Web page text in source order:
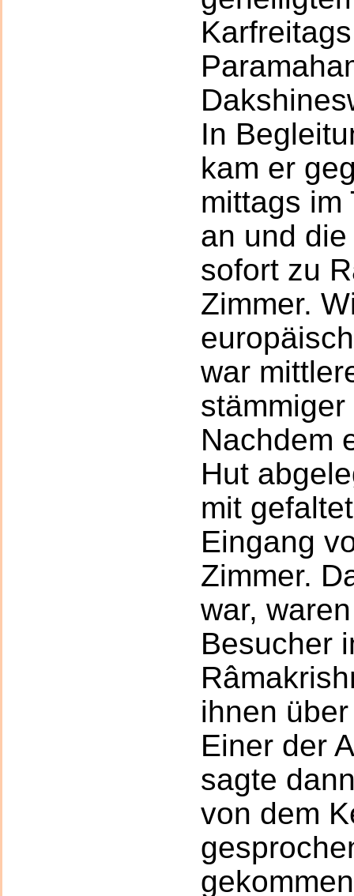
In
kam er
mittags im
an und
sofort zu
Zimmer.
war
Nachdem
Hut
mit
Eingang
Zimmer.
war,
Besucher
ihnen
Einer der
sagte
von dem